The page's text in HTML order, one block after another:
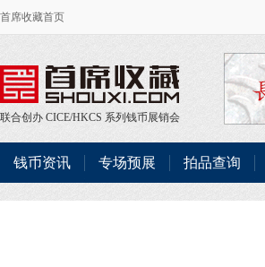
首席收藏首页
联合创办 CICE/HKCS 系列钱币展销会
钱币资讯 专场预展 拍品查询